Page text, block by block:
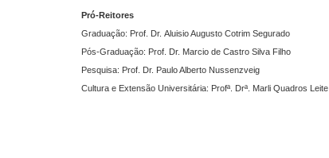
Pró-Reitores
Graduação: Prof. Dr. Aluisio Augusto Cotrim Segurado
Pós-Graduação: Prof. Dr. Marcio de Castro Silva Filho
Pesquisa: Prof. Dr. Paulo Alberto Nussenzveig
Cultura e Extensão Universitária: Profª. Drª. Marli Quadros Leite